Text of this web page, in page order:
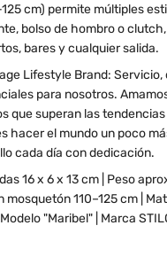
cm) permite múltiples
bolso de hombro o
bares y cualquier salida.
Lifestyle Brand:
para nosotros.
que superan las
hacer el mundo un poco
cada día con dedicación.
16 x 6 x 13 cm | Peso
mosquetón 110–125 cm |
"Maribel" | Marca